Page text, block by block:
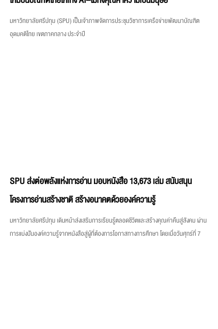
มหาวิทยาลัยศรีปทุม (SPU) เป็นเจ้าภาพจัดการประชุมวิชาการเครือข่ายพัฒนาบัณฑิต
อุดมคติไทย เขตภาคกลาง ประจำปี
SPU ส่งต่อพลังแห่งการอ่าน มอบหนังสือ 13,673 เล่ม สนับสนุน
โครงการอ่านสร้างชาติ สร้างอนาคตด้วยองค์ความรู้
มหาวิทยาลัยศรีปทุม เดินหน้าส่งเสริมการเรียนรู้ตลอดชีวิตและสร้างคุณค่าคืนสู่สังคม ผ่าน
การแบ่งปันองค์ความรู้จากหนังสือสู่ผู้ที่ต้องการโอกาสทางการศึกษา โดยเมื่อวันศุกร์ที่ 7